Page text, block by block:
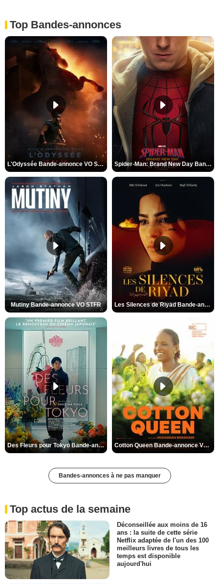
Top Bandes-annonces
L'Odyssée Bande-annonce VO STFR Spider-Man: Brand New Day Bande-annonce VO STFR
Mutiny Bande-annonce VO STFR Les Silences de Riyad Bande-annonce VO STFR
Des Fleurs pour Tokyo Bande-annonce VO STFR Cotton Queen Bande-annonce VO STFR
Bandes-annonces à ne pas manquer
Top actus de la semaine
Déconseillée aux moins de 16
ans : la suite de cette série
Netflix adaptée de l'un des 100
meilleurs livres de tous les
temps est disponible
aujourd'hui